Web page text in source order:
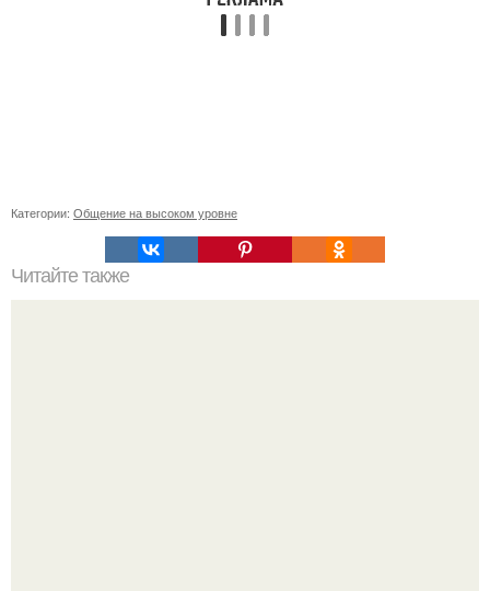
Категории: Общение на высоком уровне
Читайте также